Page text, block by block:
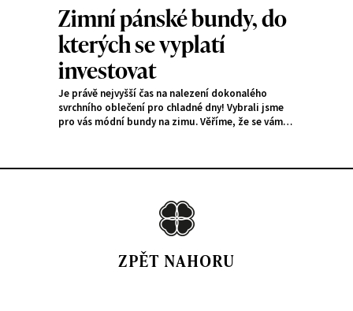
Zimní pánské bundy, do
kterých se vyplatí
investovat
Je právě nejvyšší čas na nalezení dokonalého
svrchního oblečení pro chladné dny! Vybrali jsme
pro vás módní bundy na zimu. Věříme, že se vám
pohodlnost daného modelu.
ZPĚT NAHORU